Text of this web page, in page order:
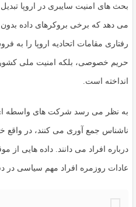
بحث های امنیت سایبری در اروپا
می دهد که برخی بروکرهای داده
رفتاری مقامات اتحادیه اروپا را به
حریم خصوصی، بلکه امنیت ملی
انداخته است.
به نظر می رسد شرکت های واسطه ای
ناشناس جمع آوری می کنند، در واقع
درباره افراد می دانند. داده هایی
عادات روزمره افراد مهم سیاسی در